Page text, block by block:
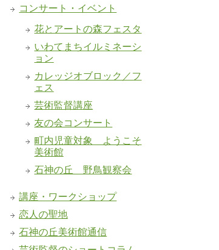
コンサート・イベント
花とアートの森フェスタ
いわてまちイルミネーシ
ョン
カレッジオブロック／フ
ェス
芸術監督講座
友の会コンサート
町内児童対象 ようこそ
美術館
石神の丘 野鳥観察会
講座・ワークショップ
恋人の聖地
石神の丘美術館通信